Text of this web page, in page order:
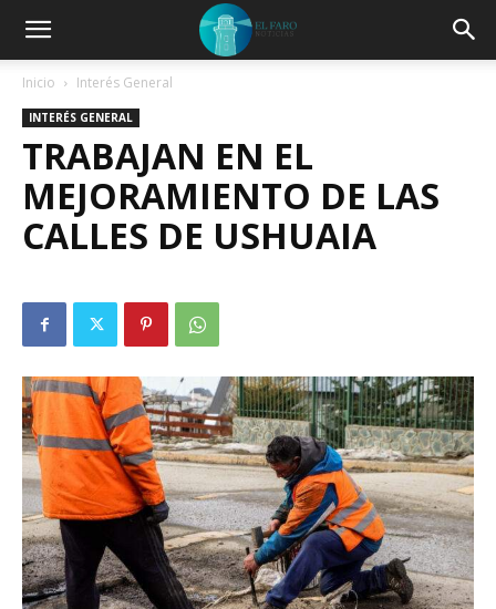
Inicio Interés General
INTERÉS GENERAL
TRABAJAN EN EL
MEJORAMIENTO DE LAS
CALLES DE USHUAIA